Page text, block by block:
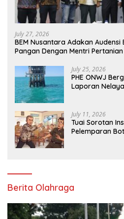
July 27, 2026
BEM Nusantara Adakan Audensi
Pangan Dengan Mentri Pertanian
July 25, 2026
PHE ONWJ
Laporan
July 11, 2026
Tuai Sorotan
Pelemparan
Berita Olahraga